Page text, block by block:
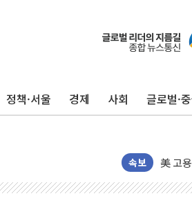
정책·서울 경제 사회 글로벌·
속보
미 연
[종
美 항
[AI MY
뉴욕